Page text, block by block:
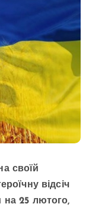
своїй
відсіч
на 25 лютого,